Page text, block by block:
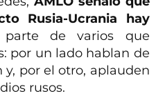
Rusia-Ucrania hay
de varios que
por un lado hablan de
por el otro, aplauden
rusos.